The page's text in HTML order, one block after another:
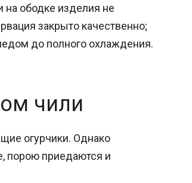
на ободке изделия не
закрыто качественно;
до полного охлаждения.
чили
огурчики. Однако
порою приедаются и